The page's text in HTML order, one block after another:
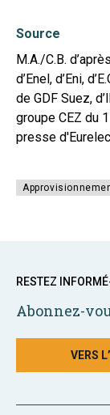
Source
M.A./C.B.
d’Enel, d’Eni,
de GDF Suez,
groupe CEZ du
presse
RESTEZ
Abonnez-
VERS